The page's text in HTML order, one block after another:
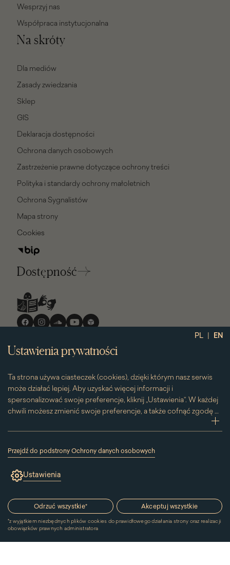
PL | EN
Ustawienia prywatności
Ta strona używa ciasteczek (cookies), dzięki którym nasz serwis
może działać lepiej. Aby uzyskać więcej informacji i
spersonalizować swoje preferencje, kliknij „Ustawienia”. W każdej
chwili możesz zmienić swoje preferencje, a także cofnąć zgodę na
używanie plików cookie. Możesz to zrobić, klikając na podstronę
„Cookies” znajdującą się w stopce.
Przesuwając suwak w prawą stronę aktywujesz zgodę na
konkretne ciasteczko. Przesuwając suwak w lewą stronę
wyłączasz taką zgodę.
Przejdź do podstrony Ochrony danych osobowych
(link
się
oknie)
Ustawienia
Odrzuć wszystkie*
*z wyjątkiem niezbędnych plików cookies do prawidłowego działania strony oraz realizacji
obowiązków prawnych administratora
Akceptuj wszystkie
Wesprzyj nas
Współpraca instytucjonalna
Na skróty
Dla mediów
Zasady zwiedzania
Sklep
GIS
Deklaracja dostępności
Ochrona danych osobowych
Zastrzeżenie prawne dotyczące ochrony treści
Polityka i standardy ochrony małoletnich
Ochrona Sygnalistów
Mapa strony
Cookies
Dostępność
Media
społecznościowe